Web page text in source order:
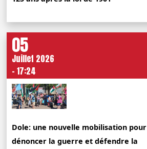
05
Juillet 2026
- 17:24
Dole: une nouvelle mobilisation pour
dénoncer la guerre et défendre la